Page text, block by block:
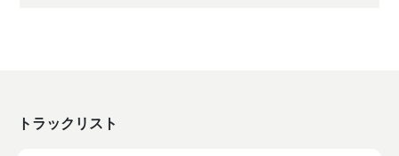
トラックリスト